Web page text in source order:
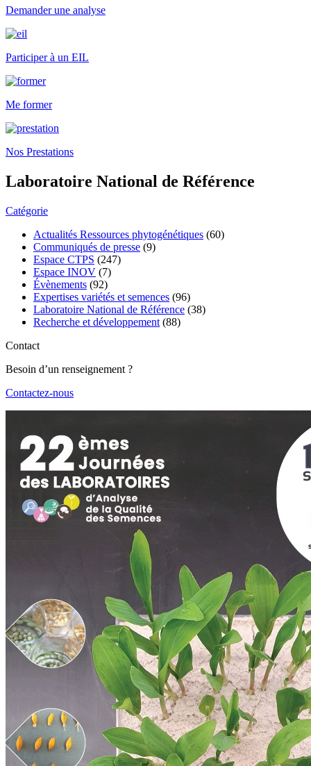
Demander une analyse
Participer à un EIL
Me former
Nos Prestations
Laboratoire National de Référence
Catégorie
Actualités Ressources phytogénétiques (60)
Communiqués de presse (9)
Espace CTPS (247)
Espace INOV (7)
Évènements (92)
Expertises variétés et semences (96)
Laboratoire National de Référence (38)
Recherche et développement (88)
Contact
Besoin d’un renseignement ?
Contactez-nous